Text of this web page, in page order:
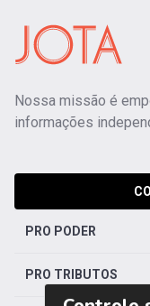
Nossa missão é
informações
PRO PODER
PRO TRIBUTOS